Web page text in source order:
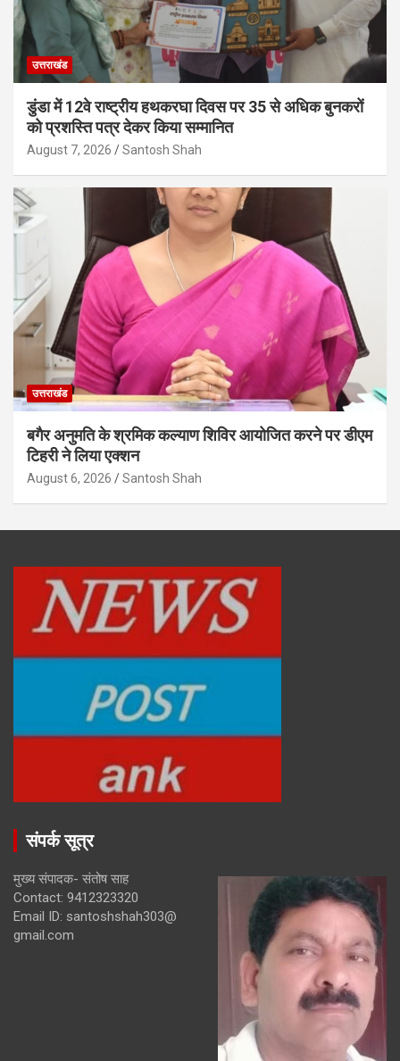
उत्तराखंड
डुंडा में 12वे राष्ट्रीय हथकरघा दिवस पर 35 से अधिक बुनकरों
को प्रशस्ति पत्र देकर किया सम्मानित
August 7, 2026 Santosh Shah
उत्तराखंड
बगैर अनुमति के श्रमिक कल्याण शिविर आयोजित करने पर डीएम
टिहरी ने लिया एक्शन
August 6, 2026 Santosh Shah
संपर्क सूत्र
मुख्य संपादक- संतोष साह
Contact: 9412323320
Email ID: santoshshah303@
gmail.com